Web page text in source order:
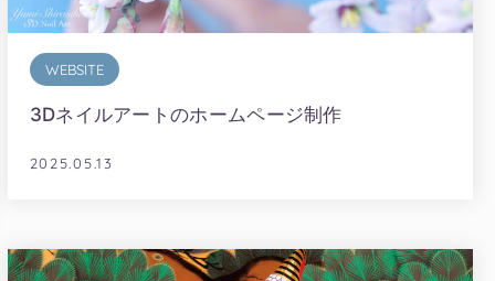
WEBSITE
3Dネイルアートのホームページ制作
2025.05.13